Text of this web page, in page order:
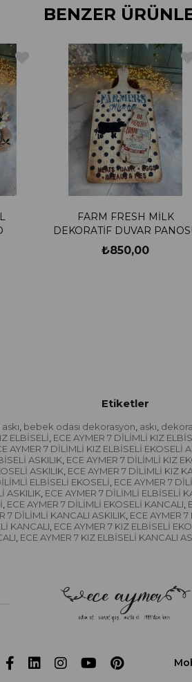
BENZER
FARM FRESH MİLK
DEKORATİF DUVAR
₺850,00
Etiketler
, bebek odası dekorasyon, askı,
ELBİSELİ, ECE AYMER 7 DİLİMLİ KIZ
AYMER 7 DİLİMLİ KIZ ELBİSELİ EKOSELİ
ASKILIK, ECE AYMER 7 DİLİMLİ KIZ
ASKILIK, ECE AYMER 7 DİLİMLİ KIZ
ELBİSELİ EKOSELİ, ECE AYMER 7
ASKILIK, ECE AYMER 7 DİLİMLİ ELBİSELİ
, ECE AYMER 7 DİLİMLİ EKOSELİ KANCALI,
7 DİLİMLİ KANCALI ASKILIK, ECE AYMER
KANCALI, ECE AYMER 7 KIZ ELBİSELİ
, ECE AYMER 7 KIZ ELBİSELİ KANCALI